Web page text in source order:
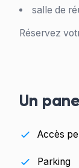
salle de
Réservez
Un
Accès
Parking